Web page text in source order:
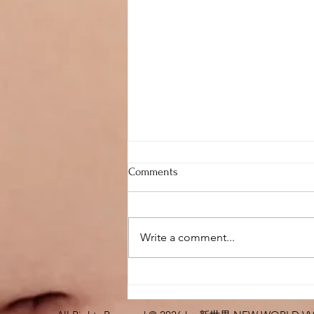
起打马球，体验马来西亚富商
Comments
Write a comment...